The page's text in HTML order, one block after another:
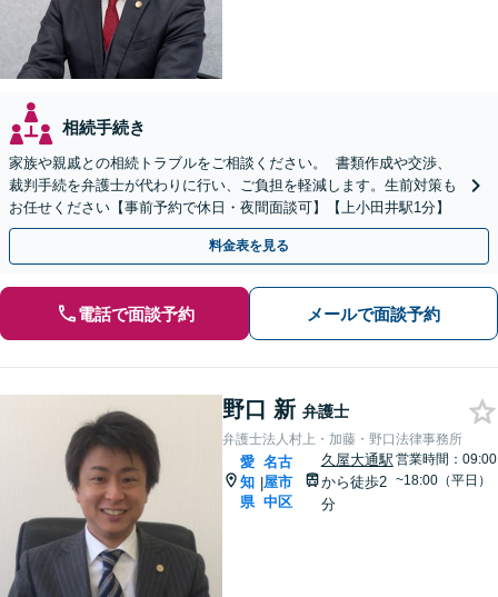
相続手続き
家族や親戚との相続トラブルをご相談ください。 書類作成や交渉、
裁判手続を弁護士が代わりに行い、ご負担を軽減します。生前対策も
お任せください【事前予約で休日・夜間面談可】【上小田井駅1分】
料金表を見る
電話で面談予約 メールで面談予約
野口 新 弁護士
弁護士法人村上・加藤・野口法律事務所
愛
知
県
|
名古
屋市
中区
久屋大通駅
から徒歩2
分
営業時間：09:00
~18:00（平日）